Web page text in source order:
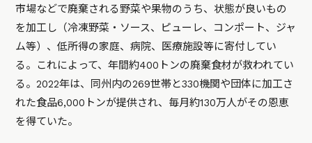
市場などで廃棄される野菜や果物のうち、状態が良いもの
を加工し（冷凍野菜・ソース、ピューレ、コンポート、ジャ
ム等）、低所得の家庭、病院、医療施設等に寄付してい
る。これによって、年間約400トンの廃棄食材が救われてい
る。2022年は、同州内の269世帯と330機関や団体に加工さ
れた食品6,000トンが提供され、毎月約130万人がその恩恵
を得ていた。